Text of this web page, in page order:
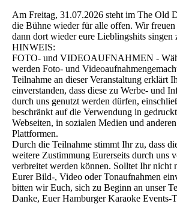
Am Freitag, 31.07.2026 steht im The Old
die Bühne wieder für alle offen. Wir freuen
dann dort wieder eure Lieblingshits singen
HINWEIS:
FOTO- und VIDEOAUFNAHMEN -
werden Foto- und
Teilnahme an dieser Veranstaltung erklärt
einverstanden, dass diese zu Werbe- und
durch uns genutzt werden dürfen,
beschränkt auf die Verwendung in
Webseiten, in sozialen Medien und
Plattformen.
Durch die Teilnahme stimmt Ihr zu, dass
weitere Zustimmung Eurerseits durch uns
verbreitet werden können. Solltet Ihr nicht
Eurer Bild-, Video oder Tonaufnahmen
bitten wir Euch, sich zu Beginn an unser
Danke, Euer Hamburger Karaoke Events-